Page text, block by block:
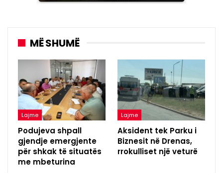
MË SHUMË
Lajme
Podujeva shpall
gjendje emergjente
për shkak të situatës
me mbeturina
Lajme
Aksident tek Parku i
Biznesit në Drenas,
rrokulliset një veturë